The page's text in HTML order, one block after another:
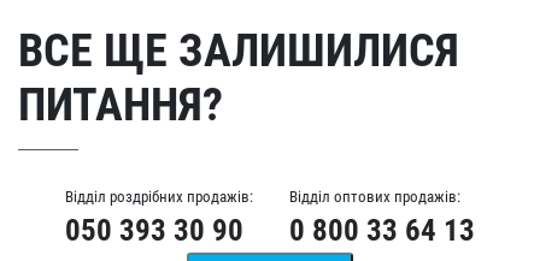
ВСЕ ЩЕ ЗАЛИШИЛИСЯ
ПИТАННЯ?
Відділ роздрібних продажів:
050 393 30 90
Відділ оптових продажів:
0 800 33 64 13